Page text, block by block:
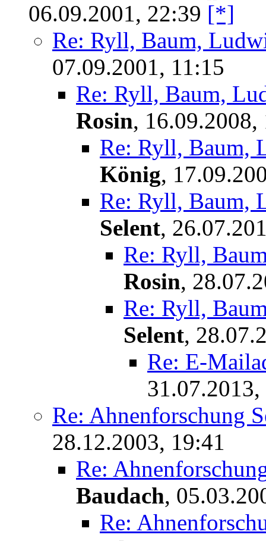
06.09.2001, 22:39
Re: Ryll, Baum,
07.09.2001, 11:15
Re: Ryll, Baum,
Rosin, 16.09.2008,
Re: Ryll, Baum,
König,
Re: Ryll, Baum,
Selent,
Re: Ryll,
Rosin,
Re: Ryll,
Selent,
Re: E-
Re: Ahnenforschung
28.12.2003, 19:41
Re:
Baudach,
Re: